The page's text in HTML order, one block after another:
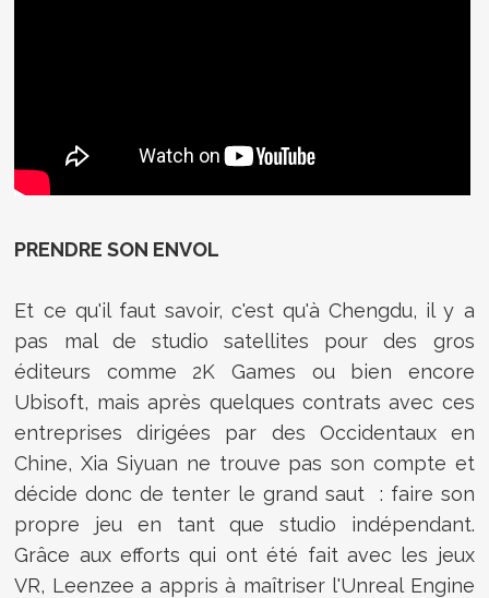
PRENDRE SON ENVOL
Et ce qu'il faut savoir, c'est qu'à Chengdu, il y a
pas mal de studio satellites pour des gros
éditeurs comme 2K Games ou bien encore
Ubisoft, mais après quelques contrats avec ces
entreprises dirigées par des Occidentaux en
Chine, Xia Siyuan ne trouve pas son compte et
décide donc de tenter le grand saut : faire son
propre jeu en tant que studio indépendant.
Grâce aux efforts qui ont été fait avec les jeux
VR, Leenzee a appris à maîtriser l'Unreal Engine